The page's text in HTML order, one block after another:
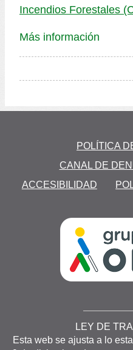
Incendios Forestales
Más información
POLÍTICA
CANAL DE
ACCESIBILIDAD
LEY DE
Esta web se ajusta a lo